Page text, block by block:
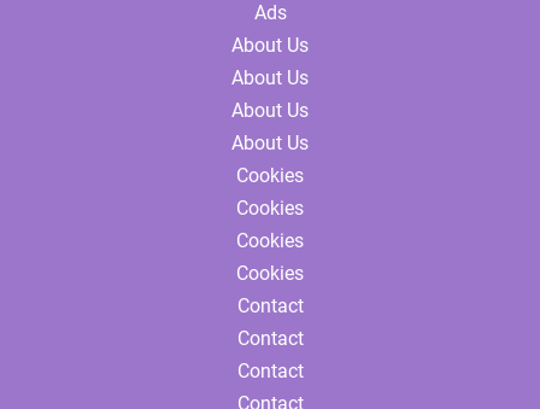
Ads
About Us
About Us
About Us
About Us
Cookies
Cookies
Cookies
Cookies
Contact
Contact
Contact
Contact